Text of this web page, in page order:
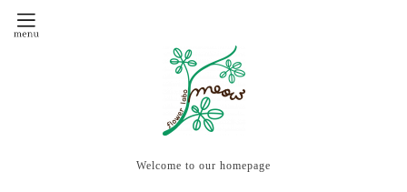
Welcome to our homepage